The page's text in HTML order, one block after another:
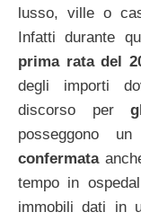
lusso, ville o
Infatti durante
prima rata del
degli importi
discorso per
posseggono
confermata
tempo in
immobili dati in